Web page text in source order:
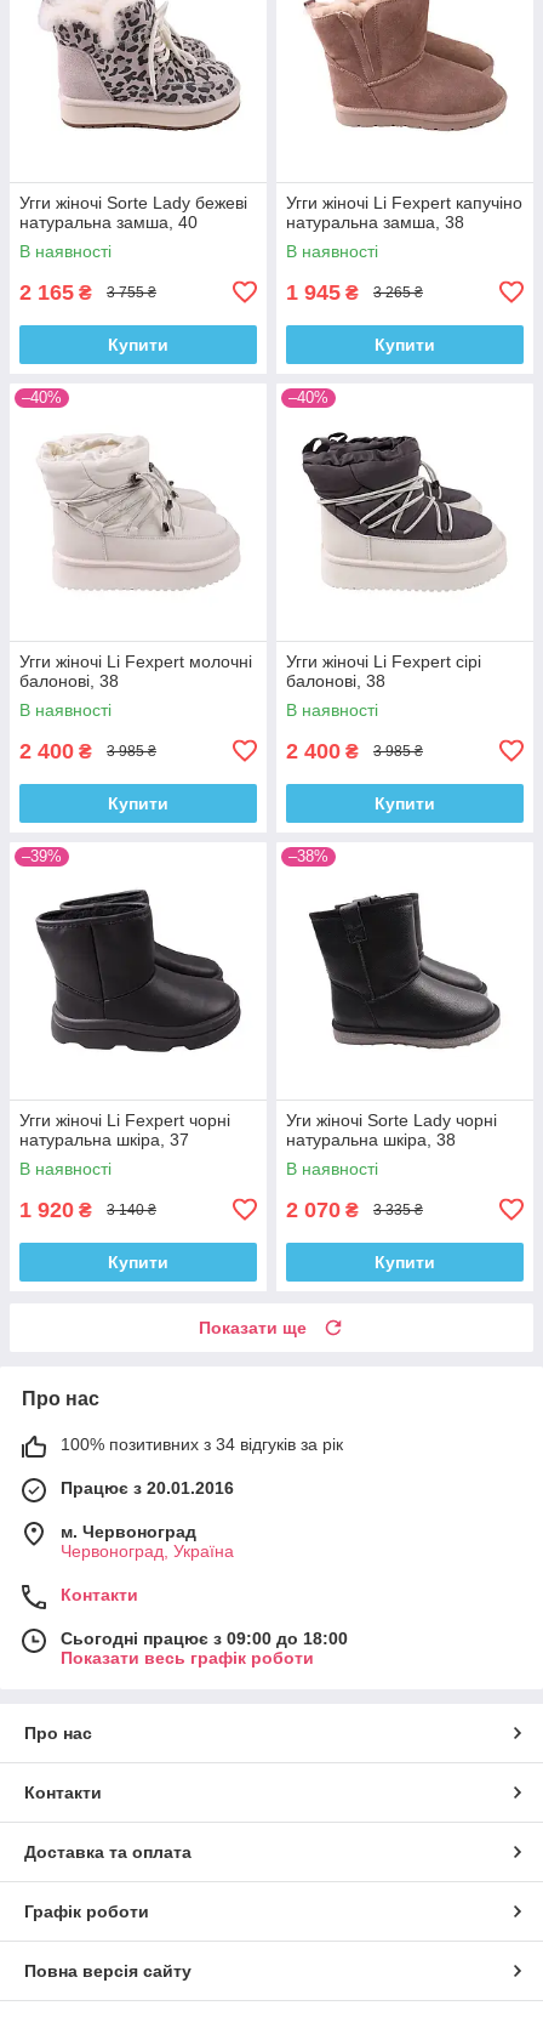
Угги жіночі Sorte Lady бежеві
натуральна замша, 40
В наявності
2 165 ₴ 3 755 ₴
Купити
Угги жіночі Li Fexpert капучіно
натуральна замша, 38
В наявності
1 945 ₴ 3 265 ₴
Купити
–40%
Угги жіночі Li Fexpert молочні
балонові, 38
В наявності
2 400 ₴ 3 985 ₴
Купити
–40%
Угги жіночі Li Fexpert сірі
балонові, 38
В наявності
2 400 ₴ 3 985 ₴
Купити
–39%
Угги жіночі Li Fexpert чорні
натуральна шкіра, 37
В наявності
1 920 ₴ 3 140 ₴
Купити
–38%
Уги жіночі Sorte Lady чорні
натуральна шкіра, 38
В наявності
2 070 ₴ 3 335 ₴
Купити
Показати ще
Про нас
100% позитивних з 34 відгуків за рік
Працює з 20.01.2016
м. Червоноград
Червоноград, Україна
Контакти
Сьогодні працює з 09:00 до 18:00
Показати весь графік роботи
Про нас
Контакти
Доставка та оплата
Графік роботи
Повна версія сайту